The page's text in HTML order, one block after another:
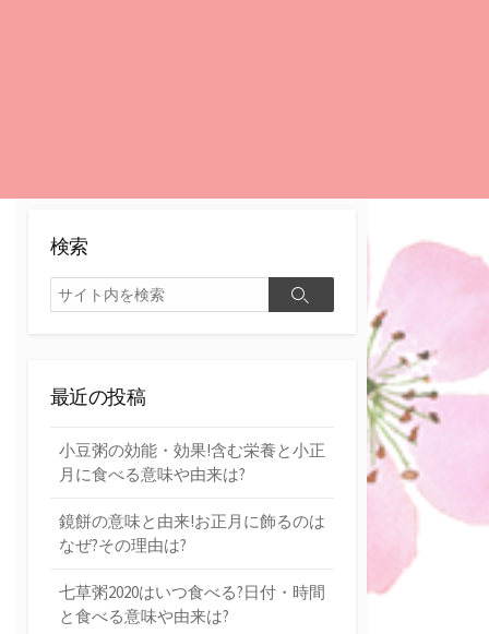
検索
検
索
検
最近の投稿
小豆粥の効能・効果!含む栄養と小正
月に食べる意味や由来は?
鏡餅の意味と由来!お正月に飾るのは
なぜ?その理由は?
七草粥2020はいつ食べる?日付・時間
と食べる意味や由来は?